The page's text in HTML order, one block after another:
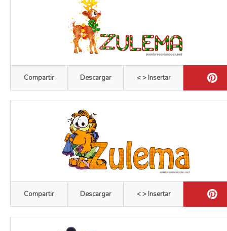
Compartir Descargar < > Insertar
Compartir Descargar < > Insertar